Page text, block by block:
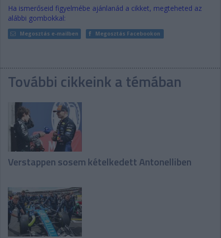
Ha ismerőseid figyelmébe ajánlanád a cikket, megteheted az
alábbi gombokkal:
Megosztás e-mailben Megosztás Facebookon
További cikkeink a témában
Verstappen sosem kételkedett Antonelliben